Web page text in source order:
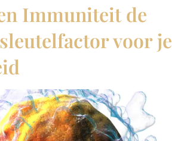
Immuniteit de
voor je